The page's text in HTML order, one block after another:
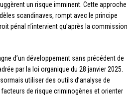
un risque imminent. Cette approche
scandinaves, rompt avec le principe
pénal n’intervient qu’après la commission
d’un développement sans précédent de
par la loi organique du 28 janvier 2025.
utiliser des outils d’analyse de
de risque criminogènes et orienter